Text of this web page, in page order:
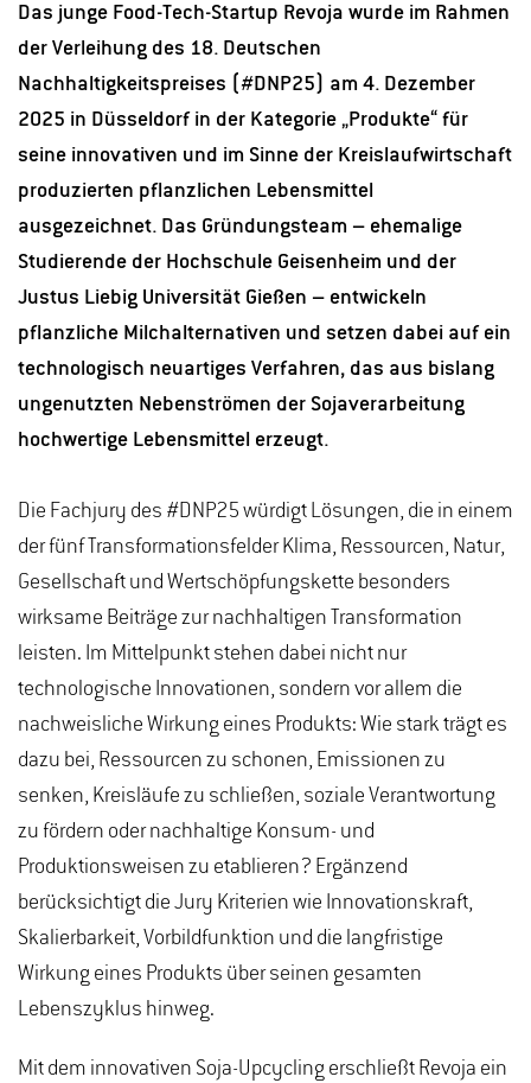
Das junge Food-Tech-Startup Revoja wurde im Rahmen
der Verleihung des 18. Deutschen
Nachhaltigkeitspreises (#DNP25) am 4. Dezember
2025 in Düsseldorf in der Kategorie „Produkte“ für
seine innovativen und im Sinne der Kreislaufwirtschaft
produzierten pflanzlichen Lebensmittel
ausgezeichnet. Das Gründungsteam – ehemalige
Studierende der Hochschule Geisenheim und der
Justus Liebig Universität Gießen – entwickeln
pflanzliche Milchalternativen und setzen dabei auf ein
technologisch neuartiges Verfahren, das aus bislang
ungenutzten Nebenströmen der Sojaverarbeitung
hochwertige Lebensmittel erzeugt.
Die Fachjury des #DNP25 würdigt Lösungen, die in einem
der fünf Transformationsfelder Klima, Ressourcen, Natur,
Gesellschaft und Wertschöpfungskette besonders
wirksame Beiträge zur nachhaltigen Transformation
leisten. Im Mittelpunkt stehen dabei nicht nur
technologische Innovationen, sondern vor allem die
nachweisliche Wirkung eines Produkts: Wie stark trägt es
dazu bei, Ressourcen zu schonen, Emissionen zu
senken, Kreisläufe zu schließen, soziale Verantwortung
zu fördern oder nachhaltige Konsum- und
Produktionsweisen zu etablieren? Ergänzend
berücksichtigt die Jury Kriterien wie Innovationskraft,
Skalierbarkeit, Vorbildfunktion und die langfristige
Wirkung eines Produkts über seinen gesamten
Lebenszyklus hinweg.
Mit dem innovativen Soja-Upcycling erschließt Revoja ein